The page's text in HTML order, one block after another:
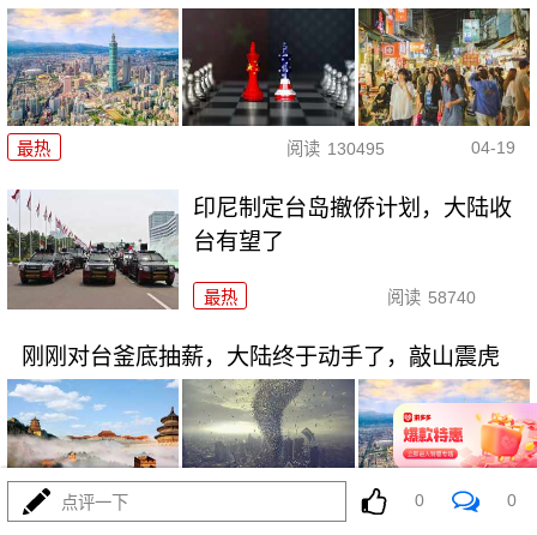
最热 阅读 130495 04-19
印尼制定台岛撤侨计划，​大陆收
台有望了
最热 阅读 58740
刚刚对台釜底抽薪，大陆终于动手了，敲山震虎
最热 阅读 79785 04-14
点评一下 0 0